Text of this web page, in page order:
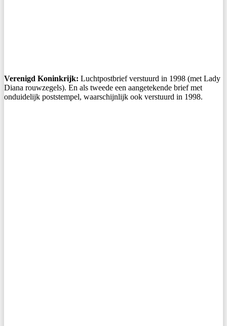
Verenigd Koninkrijk: Luchtpostbrief verstuurd in 1998 (met Lady
Diana rouwzegels). En als tweede een aangetekende brief met
onduidelijk poststempel, waarschijnlijk ook verstuurd in 1998.